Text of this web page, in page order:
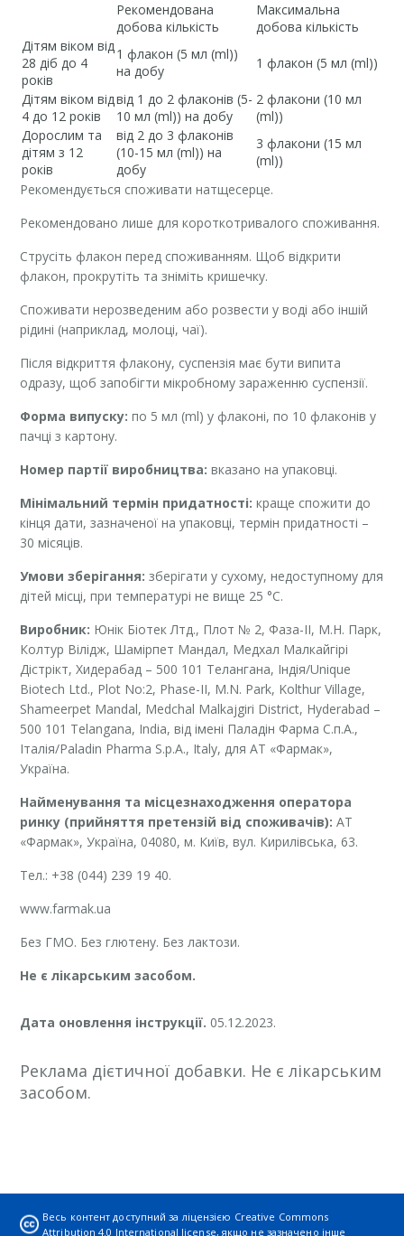
Рекомендована
добова кількість
Максимальна
добова кількість
Дітям віком від
28 діб до 4
років
1 флакон (5 мл (ml))
на добу
1 флакон (5 мл (ml))
Дітям віком від
4 до 12 років
від 1 до 2 флаконів (5-
10 мл (ml)) на добу
2 флакони (10 мл
(ml))
Дорослим та
дітям з 12
років
від 2 до 3 флаконів
(10-15 мл (ml)) на
добу
3 флакони (15 мл
(ml))
Рекомендується споживати натщесерце.
Рекомендовано лише для короткотривалого споживання.
Струсіть флакон перед споживанням. Щоб відкрити
флакон, прокрутіть та зніміть кришечку.
Споживати нерозведеним або розвести у воді або іншій
рідині (наприклад, молоці, чаї).
Після відкриття флакону, суспензія має бути випита
одразу, щоб запобігти мікробному зараженню суспензії.
Форма випуску: по 5 мл (ml) у флаконі, по 10 флаконів у
пачці з картону.
Номер партії виробництва:вказано на упаковці.
Мінімальний термін придатності: краще спожити до
кінця дати, зазначеної на упаковці, термін придатності –
30 місяців.
Умови зберігання:зберігати у сухому, недоступному для
дітей місці, при температурі не вище 25 °С.
Виробник: Юнік Біотек Лтд., Плот № 2, Фаза-II, М.Н. Парк,
Колтур Вілідж, Шамірпет Мандал, Медхал Малкайгірі
Дістрікт, Хидерабад – 500 101 Телангана, Індія/Unique
Biotech Ltd., Plot No:2, Phase-II, M.N. Park, Kolthur Village,
Shameerpet Mandal, Medchal Malkajgiri District, Hyderabad –
500 101 Telangana, India, від імені Паладін Фарма C.п.А.,
Італія/Paladin Pharma S.p.A., Italy, для АТ «Фармак»,
Україна.
Найменування та місцезнаходження оператора
ринку (прийняття претензій від споживачів): АТ
«Фармак», Україна, 04080, м. Київ, вул. Кирилівська, 63.
Тел.: +38 (044) 239 19 40.
www.farmak.ua
Без ГМО. Без глютену. Без лактози.
Не є лікарським засобом.
Дата оновлення інструкції. 05.12.2023.
Реклама дієтичної добавки. Не є лікарським
засобом.
Весь контент доступний за ліцензією Creative Commons
Attribution 4.0 International license, якщо не зазначено інше